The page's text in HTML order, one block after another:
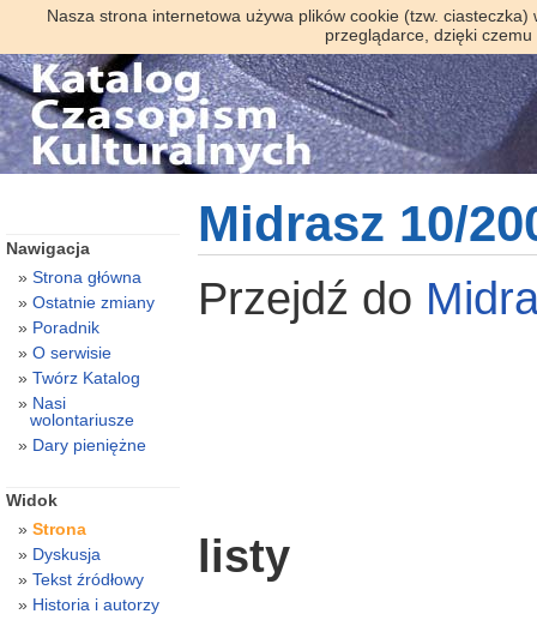
Nasza strona internetowa używa plików cookie (tzw.
przeglądarce, dzięki
Midrasz 10/
Przejdź do
listy
Nawigacja
Strona główna
Ostatnie zmiany
Poradnik
O serwisie
Twórz Katalog
Nasi
wolontariusze
Dary pieniężne
Widok
Strona
Dyskusja
Tekst źródłowy
Historia i autorzy